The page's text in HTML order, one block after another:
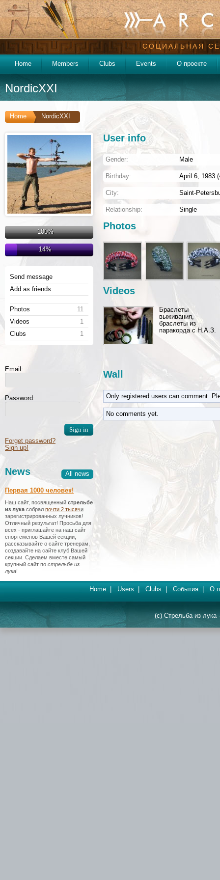
СОЦИАЛЬНАЯ
Home Members Clubs Events О проекте
NordicXXI
Home NordicXXI
100%
14%
Send message
Add as friends
11
Photos
1
Videos
1
Clubs
Email:
Password:
Forget password?
Sign up!
All news
News
Первая 1000 человек!
Наш сайт, посвященный стрельбе
из лука собрал почти 2 тысячи
зарегистрированных лучников!
Отличный результат! Просьба для
всех - приглашайте на наш сайт
спортсменов Вашей секции,
рассказывайте о сайте тренерам,
создавайте на сайте клуб Вашей
секции. Сделаем вместе самый
крупный сайт по стрельбе из
лука!
User info
Gender: Male
Birthday: April 6, 1983
City: Saint-
Relationship: Single
Photos
Videos
Браслеты
выживания,
браслеты из
паракорда с Н.А.З.
Wall
Only registered users can comment.
No comments yet.
Home| Users Clubs События| О
(c) Стрельба из лука